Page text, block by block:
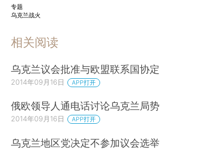
专题
乌克兰战火
相关阅读
乌克兰议会批准与欧盟联系国协定
2014年09月16日 APP打开
俄欧领导人通电话讨论乌克兰局势
2014年09月16日 APP打开
乌克兰地区党决定不参加议会选举